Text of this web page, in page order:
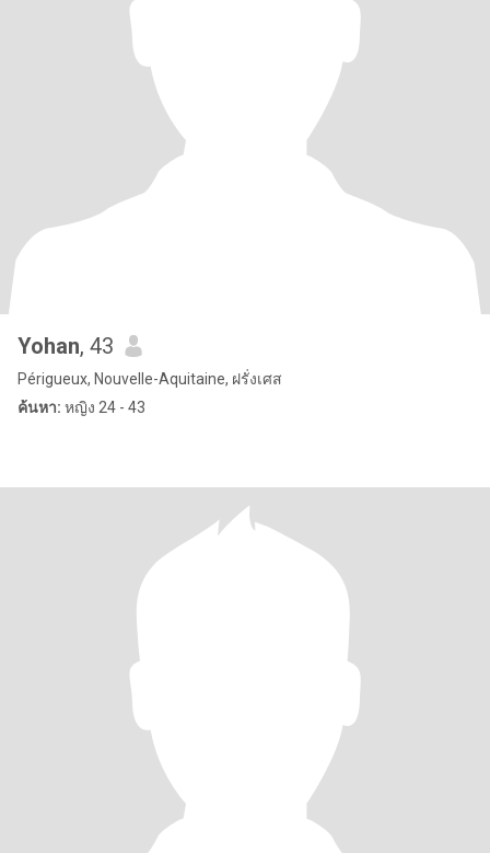
Yohan, 43
Périgueux, Nouvelle-Aquitaine, ฝรั่งเศส
ค้นหา: หญิง 24 - 43